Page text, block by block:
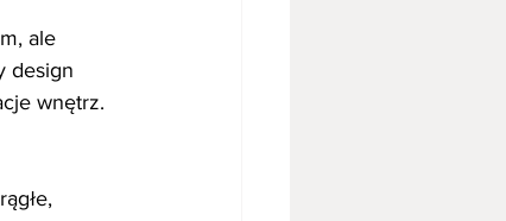
ale
design
wnętrz.